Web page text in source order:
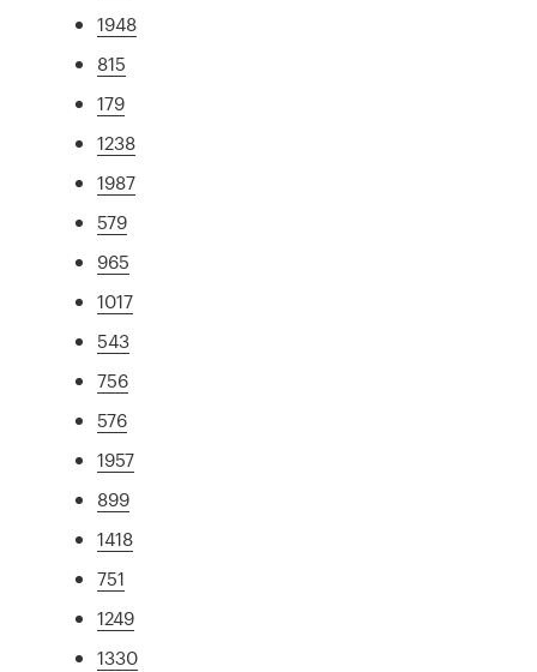
1948
815
179
1238
1987
579
965
1017
543
756
576
1957
899
1418
751
1249
1330